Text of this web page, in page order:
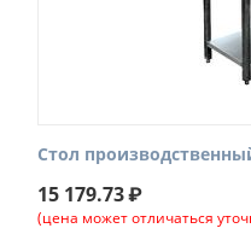
Стол
15 179.73₽
(цена может отличаться